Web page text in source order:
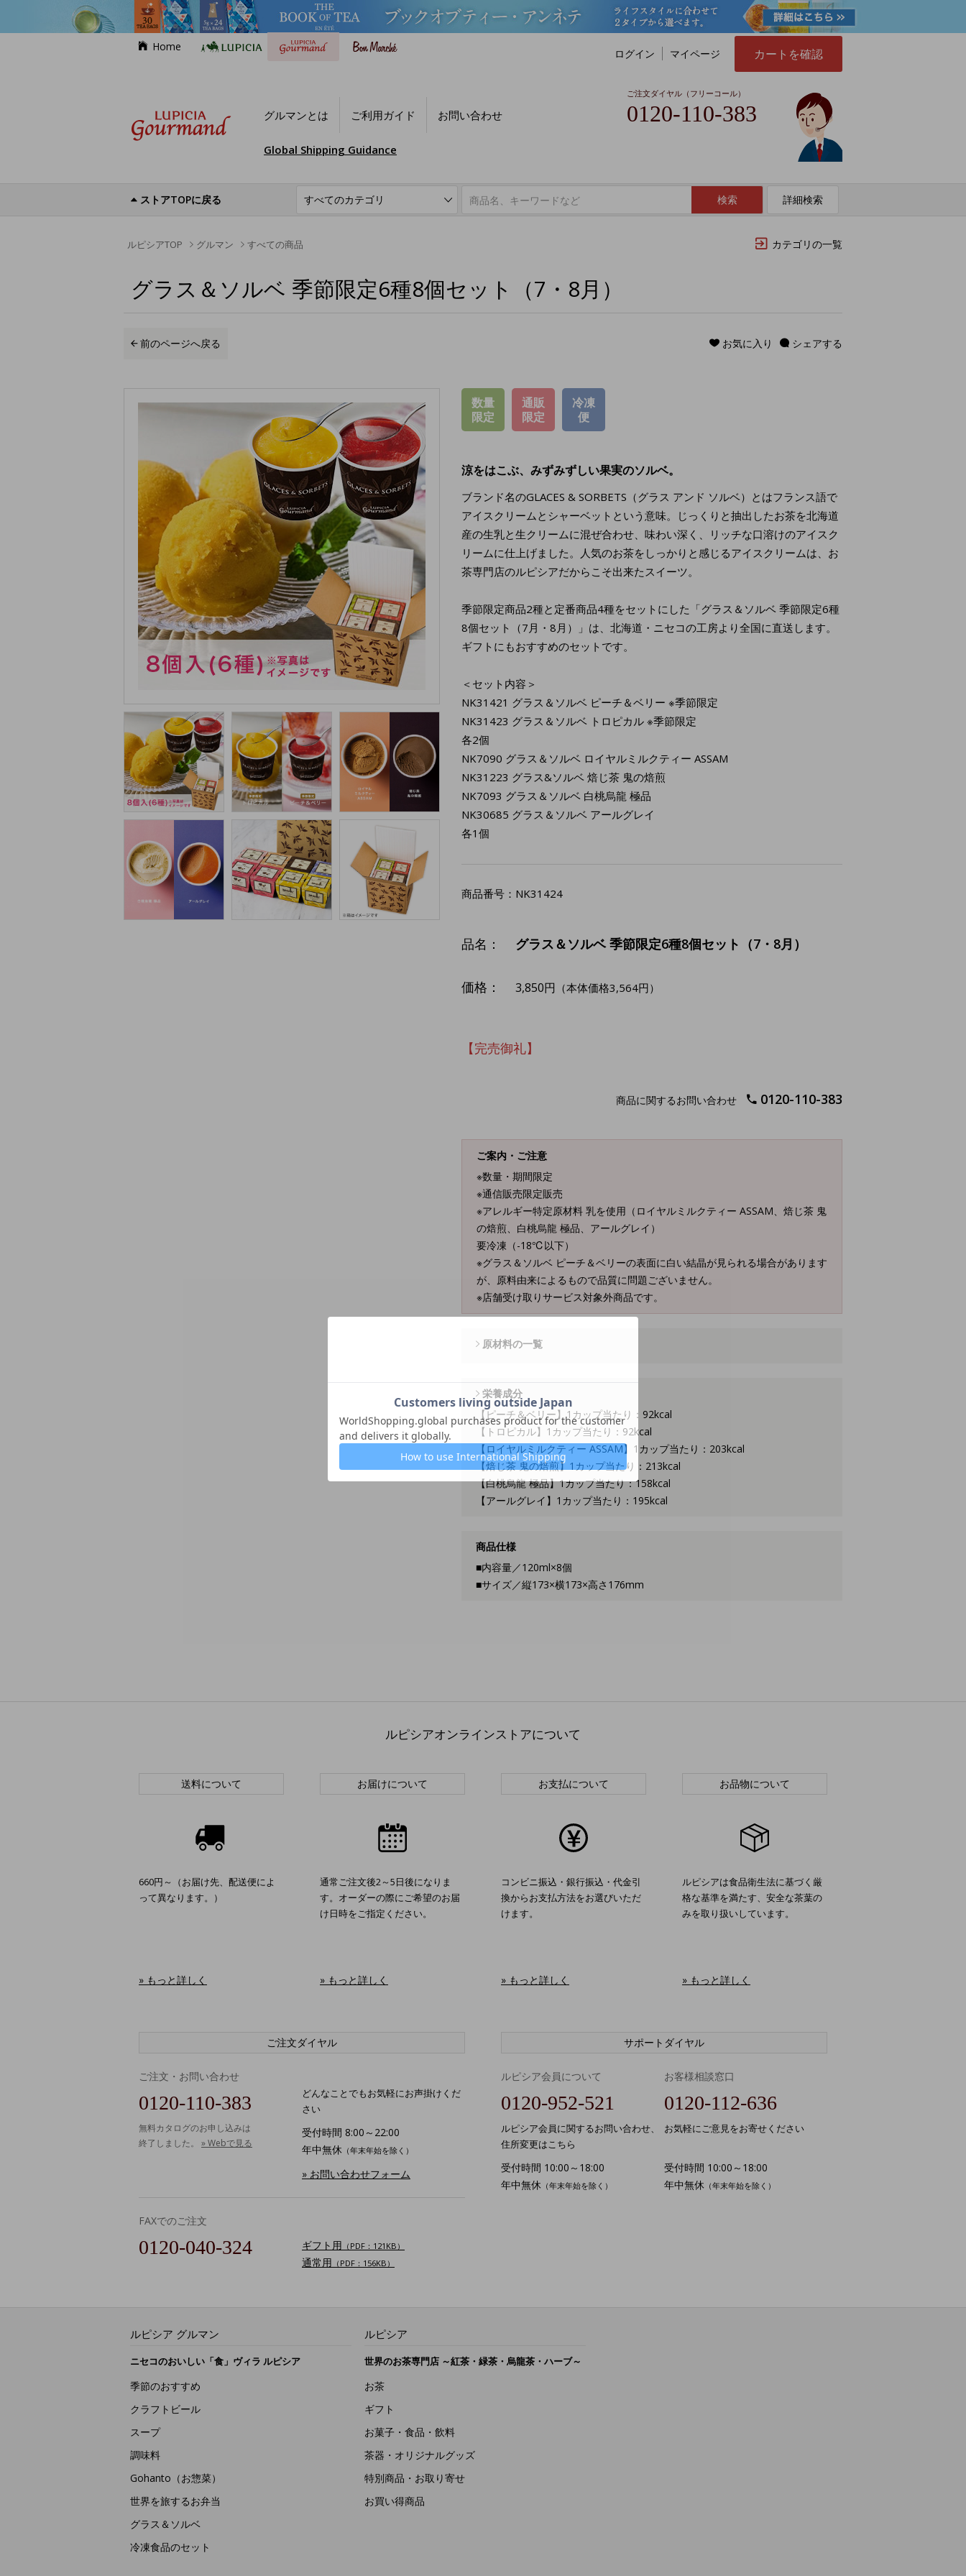
Home
ログイン マイページ カートを確認
グルマンとは ご利用ガイド お問い合わせ
ご注文ダイヤル（フリーコール）
0120-110-383
Global Shipping Guidance
ストアTOPに戻る 検索 詳細検索
カテゴリの一覧
ルピシアTOP グルマン すべての商品
グラス＆ソルベ 季節限定6種8個セット（7・8月）
前のページへ戻る シェアする
お気に入り
数量
限定
通販
限定
冷凍
便
涼をはこぶ、みずみずしい果実のソルベ。
ブランド名のGLACES & SORBETS（グラス アンド ソルベ）とはフランス語で
アイスクリームとシャーベットという意味。じっくりと抽出したお茶を北海道
産の生乳と生クリームに混ぜ合わせ、味わい深く、リッチな口溶けのアイスク
リームに仕上げました。人気のお茶をしっかりと感じるアイスクリームは、お
茶専門店のルピシアだからこそ出来たスイーツ。
季節限定商品2種と定番商品4種をセットにした「グラス＆ソルベ 季節限定6種
8個セット（7月・8月）」は、北海道・ニセコの工房より全国に直送します。
ギフトにもおすすめのセットです。
＜セット内容＞
NK31421 グラス＆ソルベ ピーチ＆ベリー ※季節限定
NK31423 グラス＆ソルベ トロピカル ※季節限定
各2個
NK7090 グラス＆ソルベ ロイヤルミルクティー ASSAM
NK31223 グラス&ソルベ 焙じ茶 鬼の焙煎
NK7093 グラス＆ソルベ 白桃烏龍 極品
NK30685 グラス＆ソルベ アールグレイ
各1個
商品番号： NK31424
品名： グラス＆ソルベ 季節限定6種8個セット（7・8月）
価格： 3,850円 （本体価格3,564円）
【完売御礼】
商品に関するお問い合わせ 0120-110-383
ご案内・ご注意
※数量・期間限定
※通信販売限定販売
※アレルギー特定原材料 乳を使用（ロイヤルミルクティー ASSAM、焙じ茶 鬼
の焙煎、白桃烏龍 極品、アールグレイ）
要冷凍（-18℃以下）
※グラス＆ソルベ ピーチ＆ベリーの表面に白い結晶が見られる場合があります
が、原料由来によるもので品質に問題ございません。
※店舗受け取りサービス対象外商品です。
原材料の一覧
栄養成分
【ピーチ＆ベリー】1カップ当たり：92kcal
【トロピカル】1カップ当たり：92kcal
【ロイヤルミルクティー ASSAM】1カップ当たり：203kcal
【焙じ茶 鬼の焙煎】1カップ当たり：213kcal
【白桃烏龍 極品】1カップ当たり：158kcal
【アールグレイ】1カップ当たり：195kcal
商品仕様
■内容量／120ml×8個
■サイズ／縦173×横173×高さ176mm
ルピシアオンラインストアについて
送料について
660円～（お届け先、配送便によ
って異なります。）
» もっと詳しく
お届けについて
通常ご注文後2～5日後になりま
す。オーダーの際にご希望のお届
け日時をご指定ください。
» もっと詳しく
お支払について
コンビニ振込・銀行振込・代金引
換からお支払方法をお選びいただ
けます。
» もっと詳しく
お品物について
ルピシアは食品衛生法に基づく厳
格な基準を満たす、安全な茶葉の
みを取り扱いしています。
» もっと詳しく
ご注文ダイヤル
ご注文・お問い合わせ
0120-110-383
無料カタログのお申し込みは
終了しました。 » Webで見る
どんなことでもお気軽にお声掛けくだ
さい
受付時間 8:00～22:00
年中無休 （年末年始を除く）
» お問い合わせフォーム
FAXでのご注文
0120-040-324 ギフト用 （PDF：121KB）
通常用 （PDF：156KB）
サポートダイヤル
ルピシア会員について
0120-952-521
ルピシア会員に関するお問い合わせ、
住所変更はこちら
受付時間 10:00～18:00
年中無休 （年末年始を除く）
お客様相談窓口
0120-112-636
お気軽にご意見をお寄せください
受付時間 10:00～18:00
年中無休 （年末年始を除く）
ルピシア グルマン
ニセコのおいしい「食」ヴィラ ルピシア
季節のおすすめ
クラフトビール
スープ
調味料
Gohanto（お惣菜）
世界を旅するお弁当
グラス＆ソルベ
冷凍食品のセット
ルピシア
世界のお茶専門店 ～紅茶・緑茶・烏龍茶・ハーブ～
お茶
ギフト
お菓子・食品・飲料
茶器・オリジナルグッズ
特別商品・お取り寄せ
お買い得商品